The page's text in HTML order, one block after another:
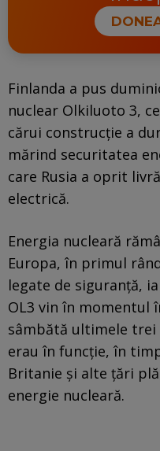
Finlanda a pus
nuclear Olkiluoto 3,
cărui construcţie a
mărind securitatea
care Rusia a oprit
electrică.
Energia nucleară
Europa, în primul
legate de siguranţă,
OL3 vin în momentul
sâmbătă ultimele trei
erau în funcţie, în
Britanie şi alte ţări
energie nucleară.